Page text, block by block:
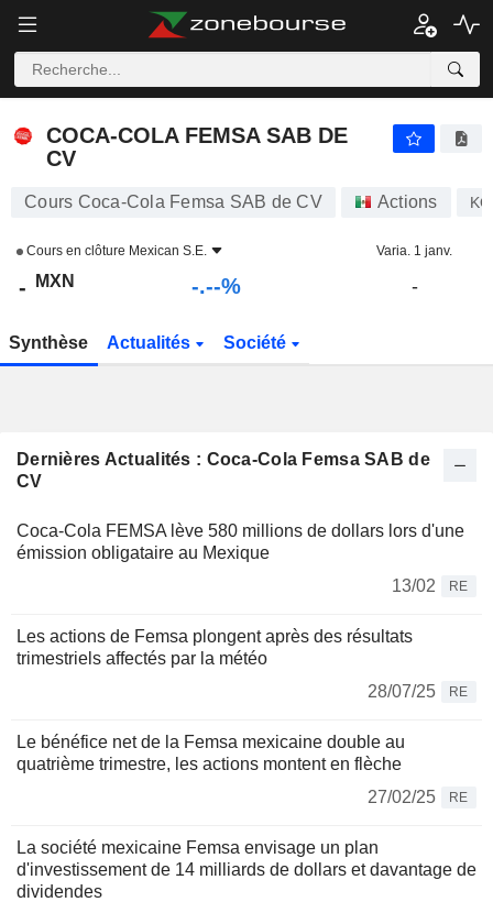
COCA-COLA FEMSA SAB DE CV - $ -
COCA-COLA FEMSA SAB DE
CV
Cours Coca-Cola Femsa SAB de CV Actions
Cours en clôture Mexican S.E. Varia. 1 janv.
- MXN -.--% -
Synthèse Actualités Société
Dernières Actualités : Coca-Cola Femsa SAB de
CV
Coca-Cola FEMSA lève 580 millions de dollars lors d'une
émission obligataire au Mexique
13/02
RE
Les actions de Femsa plongent après des résultats
trimestriels affectés par la météo
28/07/25
RE
Le bénéfice net de la Femsa mexicaine double au
quatrième trimestre, les actions montent en flèche
27/02/25
RE
La société mexicaine Femsa envisage un plan
d'investissement de 14 milliards de dollars et davantage de
dividendes